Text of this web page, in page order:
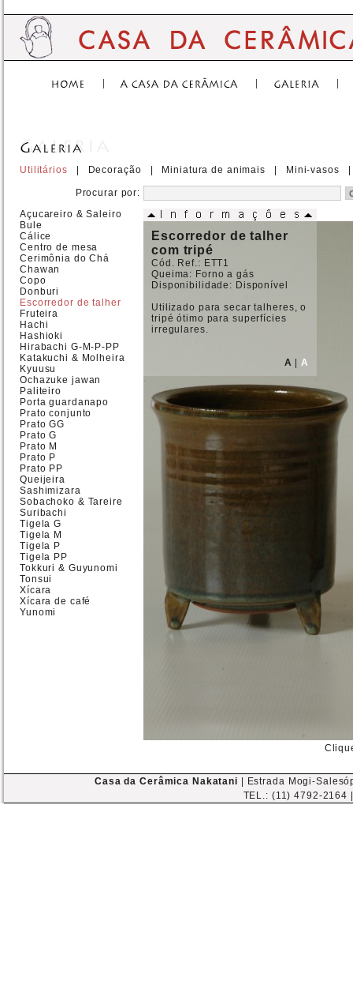
Utilitários Decoração Miniatura de animais Mini-vasos
Procurar por:
Açucareiro & Saleiro
Bule
Cálice
Centro de mesa
Cerimônia do Chá
Chawan
Copo
Donburi
Escorredor de talher
Fruteira
Hachi
Hashioki
Hirabachi G-M-P-PP
Katakuchi & Molheira
Kyuusu
Ochazuke jawan
Paliteiro
Porta guardanapo
Prato conjunto
Prato GG
Prato G
Prato M
Prato P
Prato PP
Queijeira
Sashimizara
Sobachoko & Tareire
Suribachi
Tigela G
Tigela M
Tigela P
Tigela PP
Tokkuri & Guyunomi
Tonsui
Xícara
Xícara de café
Yunomi
Escorredor de talher
com tripé
Cód. Ref.: ETT1
Queima: Forno a gás
Disponibilidade: Disponível
Utilizado para secar talheres, o
tripé ótimo para superfícies
irregulares.
A |A
Casa da Cerâmica Nakatani | Estrada Mogi-
TEL.: (11) 4792-2164